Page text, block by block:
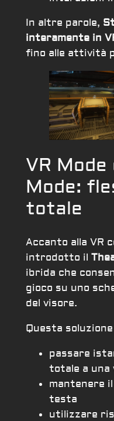
In altre parole,
interamente in
fino alle attività
VR
Mode:
totale
Accanto alla VR
introdotto il
ibrida che
gioco su uno
del visore.
Questa
passare
totale a una
mantenere
testa
utilizzare